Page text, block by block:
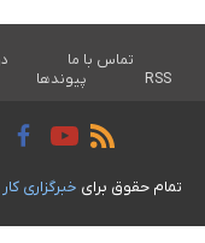
تماس با ما
RSS
پیوندها
تمام حقوق برای خبرگزاری